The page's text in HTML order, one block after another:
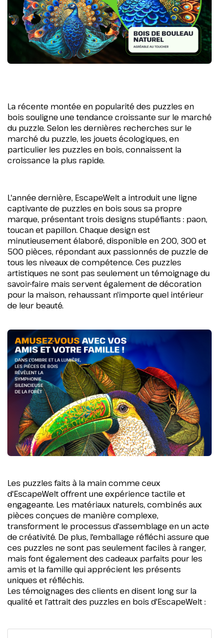
La récente montée en popularité des puzzles en
bois souligne une tendance croissante sur le marché
du puzzle. Selon les dernières recherches sur le
marché du puzzle, les jouets écologiques, en
particulier les puzzles en bois, connaissent la
croissance la plus rapide.
L'année dernière, EscapeWelt a introduit une ligne
captivante de puzzles en bois sous sa propre
marque, présentant trois designs stupéfiants : paon,
toucan et papillon. Chaque design est
minutieusement élaboré, disponible en 200, 300 et
500 pièces, répondant aux passionnés de puzzle de
tous les niveaux de compétence. Ces puzzles
artistiques ne sont pas seulement un témoignage du
savoir-faire mais servent également de décoration
pour la maison, rehaussant n'importe quel intérieur
de leur beauté.
Les puzzles faits à la main comme ceux
d'EscapeWelt offrent une expérience tactile et
engageante. Les matériaux naturels, combinés aux
pièces conçues de manière complexe,
transforment le processus d'assemblage en un acte
de créativité. De plus, l'emballage réfléchi assure que
ces puzzles ne sont pas seulement faciles à ranger,
mais font également des cadeaux parfaits pour les
amis et la famille qui apprécient les présents
uniques et réfléchis.
Les témoignages des clients en disent long sur la
qualité et l'attrait des puzzles en bois d'EscapeWelt :